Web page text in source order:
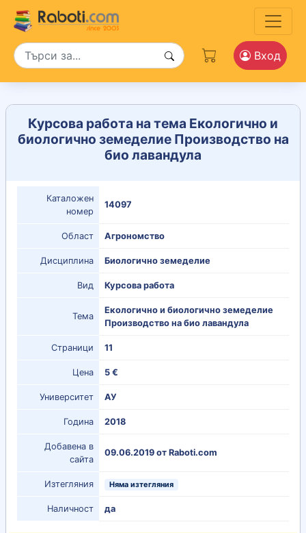
Вход
Курсова работа на тема Екологично и
биологично земеделие Производство на
био лавандула
Каталожен
номер
14097
Област Агрономство
Дисциплина Биологично земеделие
Вид Курсова работа
Тема
Екологично и биологично земеделие
Производство на био лавандула
Страници 11
Цена 5 €
Университет АУ
Година 2018
Добавена в
сайта
09.06.2019 от Raboti.com
Изтегляния Няма изтегляния
Наличност да